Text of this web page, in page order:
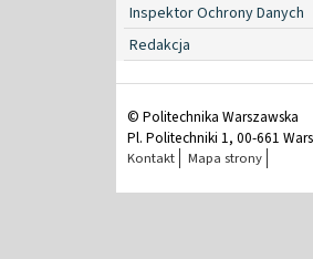
Inspektor Ochrony Danych
Redakcja
© Politechnika Warszawska
Pl. Politechniki 1, 00-661
Kontakt Mapa strony